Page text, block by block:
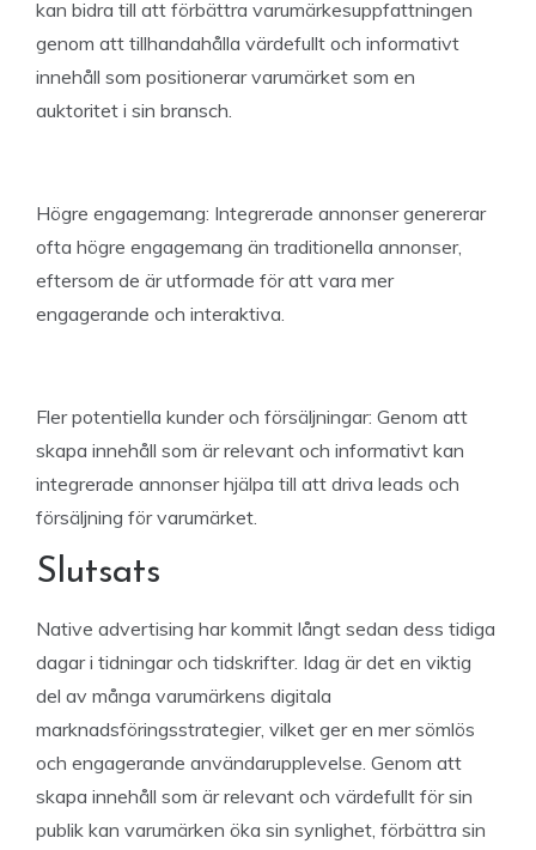
kan bidra till att förbättra varumärkesuppfattningen
genom att tillhandahålla värdefullt och informativt
innehåll som positionerar varumärket som en
auktoritet i sin bransch.
Högre engagemang: Integrerade annonser genererar
ofta högre engagemang än traditionella annonser,
eftersom de är utformade för att vara mer
engagerande och interaktiva.
Fler potentiella kunder och försäljningar: Genom att
skapa innehåll som är relevant och informativt kan
integrerade annonser hjälpa till att driva leads och
försäljning för varumärket.
Slutsats
Native advertising har kommit långt sedan dess tidiga
dagar i tidningar och tidskrifter. Idag är det en viktig
del av många varumärkens digitala
marknadsföringsstrategier, vilket ger en mer sömlös
och engagerande användarupplevelse. Genom att
skapa innehåll som är relevant och värdefullt för sin
publik kan varumärken öka sin synlighet, förbättra sin